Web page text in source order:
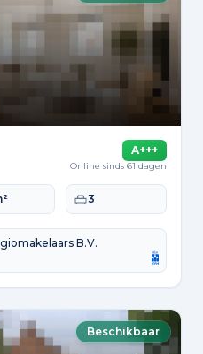
A+++
Online sinds 61 dagen
Slaapkamers
3
B.V.
Beschikbaar